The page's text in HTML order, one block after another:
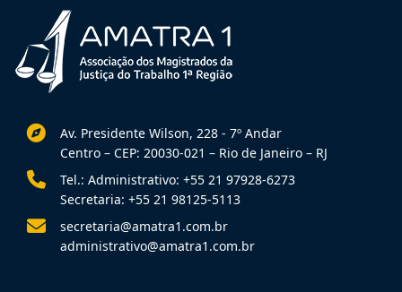
Av. Presidente Wilson, 228 - 7º Andar
Centro – CEP: 20030-021 – Rio de Janeiro – RJ
Tel.: Administrativo: +55 21 97928-6273
Secretaria: +55 21 98125-5113
secretaria@amatra1.com.br
administrativo@amatra1.com.br